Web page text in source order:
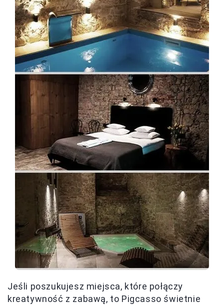
Jeśli poszukujesz miejsca, które połączy
kreatywność z zabawą, to Pigcasso świetnie